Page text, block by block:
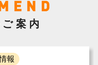
案内
報